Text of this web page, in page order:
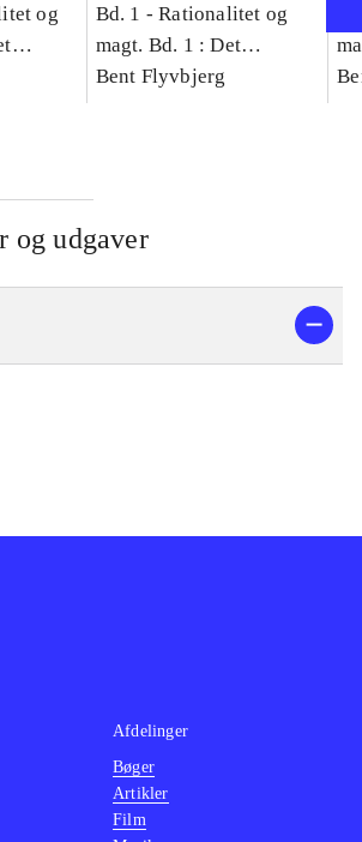
og
Bd. 1 -Rationalitet og
magt. Bd. 1 : Det
konkretes videnskab
Bent Flyvbjerg
og udgaver
Afdelinger
Bøger
Artikler
Film